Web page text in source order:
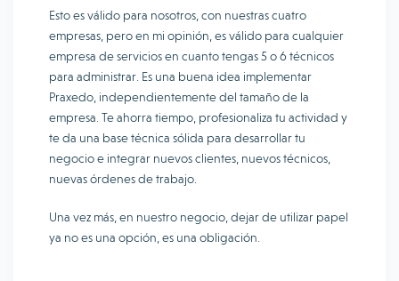
Esto es válido para nosotros, con nuestras cuatro
empresas, pero en mi opinión, es válido para cualquier
empresa de servicios en cuanto tengas 5 o 6 técnicos
para administrar. Es una buena idea implementar
Praxedo, independientemente del tamaño de la
empresa. Te ahorra tiempo, profesionaliza tu actividad y
te da una base técnica sólida para desarrollar tu
negocio e integrar nuevos clientes, nuevos técnicos,
nuevas órdenes de trabajo.
Una vez más, en nuestro negocio, dejar de utilizar papel
ya no es una opción, es una obligación.